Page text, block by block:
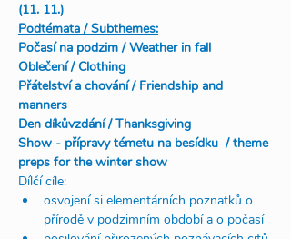
(11. 11.)
Podtémata / Subthemes:
Počasí na podzim / Weather in fall
Oblečení / Clothing
Přátelství a chování / Friendship and
manners
Den díkůvzdání / Thanksgiving
Show - přípravy témetu na besídku  / theme
preps for the winter show
Dílčí cíle:
osvojení si elementárních poznatků o
přírodě v podzimním období a o počasí